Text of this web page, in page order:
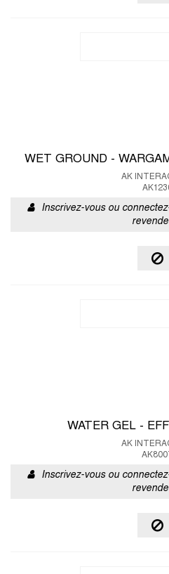
WET GROUND -
AK
Inscrivez-vous ou
WATER GEL -
AK
Inscrivez-vous ou